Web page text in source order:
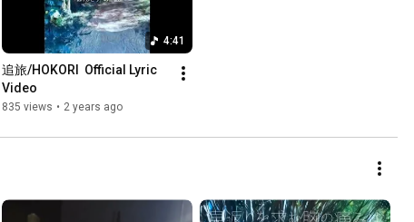
4:41
追旅/HOKORI  Official Lyric
Video
835 views • 2 years ago